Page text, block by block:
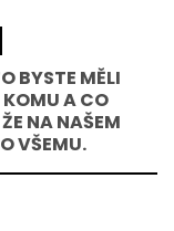
BYSTE MĚLI
A CO
NA NAŠEM
VŠEMU.